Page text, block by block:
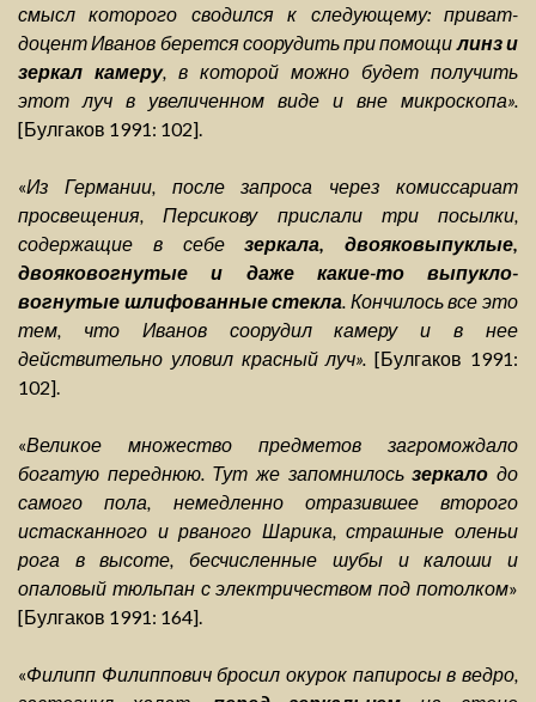
смысл которого сводился к следующему: приват-
доцент Иванов берется соорудить при помощи линз и
зеркал камеру, в которой можно будет получить
этот луч в увеличенном виде и вне микроскопа».
[Булгаков 1991: 102].
«Из Германии, после запроса через комиссариат
просвещения, Персикову прислали три посылки,
содержащие в себезеркала, двояковыпуклые,
двояковогнутые и даже какие-то выпукло-
вогнутые шлифованные стекла . Кончилось все это
тем, что Иванов соорудил камеру и в нее
действительно уловил красный луч». [Булгаков 1991:
102].
«Великое множество предметов загромождало
богатую переднюю. Тут же запомнилосьзеркало до
самого пола, немедленно отразившее второго
истасканного и рваного Шарика, страшные оленьи
рога в высоте, бесчисленные шубы и калоши и
опаловый тюльпан с электричеством под потолком»
[Булгаков 1991: 164].
«Филипп Филиппович бросил окурок папиросы в ведро,